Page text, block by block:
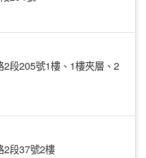
段205號1樓、1樓夾層、2
2段37號2樓